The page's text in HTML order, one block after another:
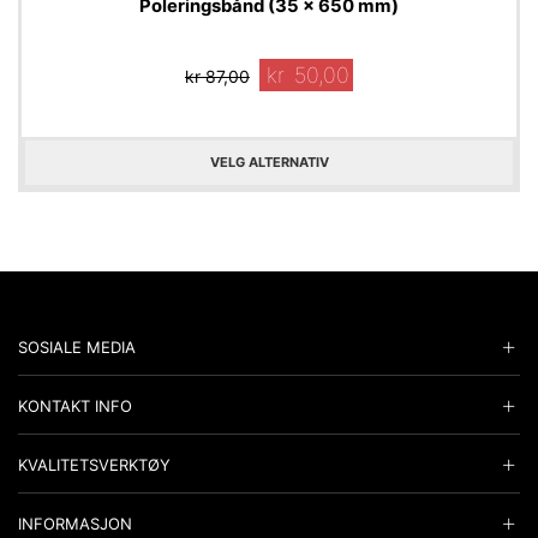
Poleringsbånd (35 x 650 mm)
kr87,00 kr 50,00
VELG ALTERNATIV
SOSIALE MEDIA
KONTAKT INFO
KVALITETSVERKTØY
INFORMASJON